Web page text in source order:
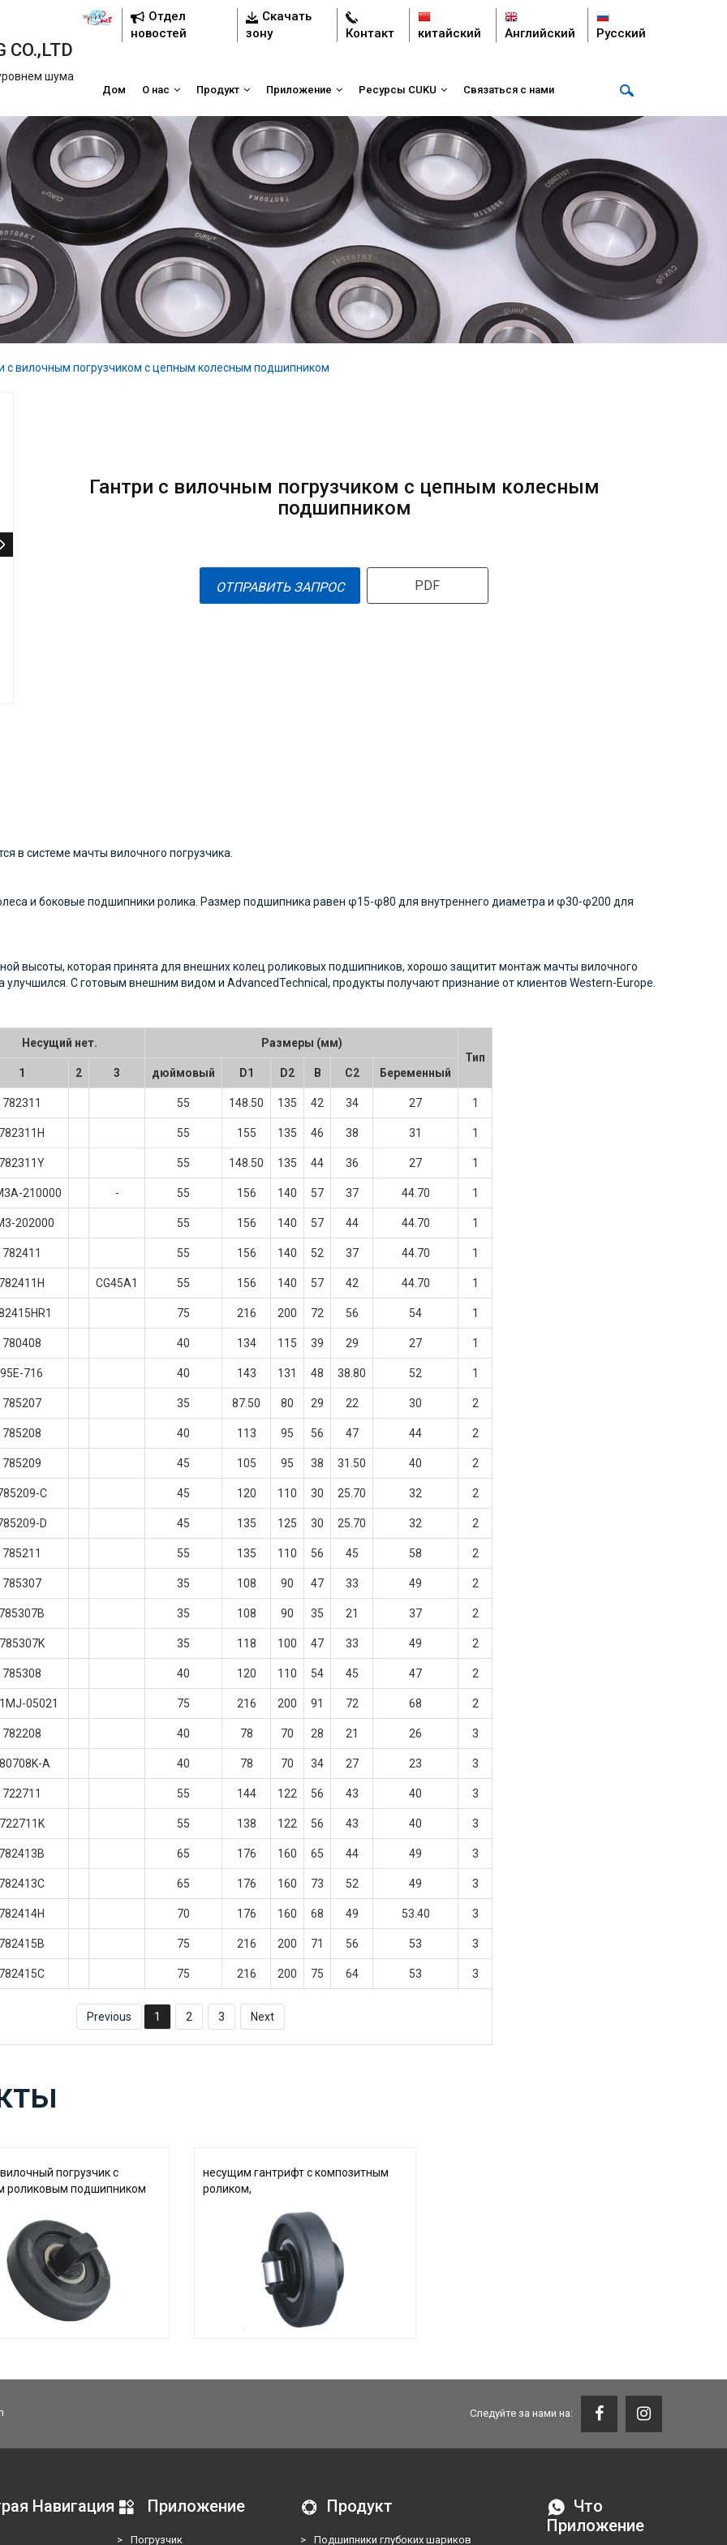
CO.,LTD
шума
Отдел
новостей
Скачать
зону
Контакт китайский Английский Русский
Дом О нас Продукт Приложение Ресурсы CUKU Связаться с нами
с вилочным погрузчиком с цепным колесным подшипником
Гантри с вилочным погрузчиком с цепным колесным
подшипником
ОТПРАВИТЬ ЗАПРОС PDF
в системе мачты вилочного погрузчика.
и боковые подшипники ролика. Размер подшипника равен φ15-φ80 для внутреннего диаметра и φ30-φ200 для
высоты, которая принята для внешних колец роликовых подшипников, хорошо защитит монтаж мачты вилочного
улучшился. С готовым внешним видом и AdvancedTechnical, продукты получают признание от клиентов Western-Europe.
Несущий нет.
Размеры (мм)
Тип
1
2 3 дюймовый D1 D2 В C2 Беременный
782311 55 148.50 135 42 34 27 1
55 155 135 46 38 31 1
55 148.50 135 44 36 27 1
210000 - 55 156 140 57 37 44.70 1
202000 55 156 140 57 44 44.70 1
782411 55 156 140 52 37 44.70 1
CG45A1 55 156 140 57 42 44.70 1
75 216 200 72 56 54 1
780408 40 134 115 39 29 27 1
95E-716 40 143 131 48 38.80 52 1
785207 35 87.50 80 29 22 30 2
785208 40 113 95 56 47 44 2
785209 45 105 95 38 31.50 40 2
C 45 120 110 30 25.70 32 2
D 45 135 125 30 25.70 32 2
785211 55 135 110 56 45 58 2
785307 35 108 90 47 33 49 2
35 108 90 35 21 37 2
35 118 100 47 33 49 2
785308 40 120 110 54 45 47 2
05021 75 216 200 91 72 68 2
782208 40 78 70 28 21 26 3
A 40 78 70 34 27 23 3
722711 55 144 122 56 43 40 3
55 138 122 56 43 40 3
65 176 160 65 44 49 3
65 176 160 73 52 49 3
70 176 160 68 49 53.40 3
75 216 200 71 56 53 3
75 216 200 75 64 53 3
Previous 1 2 3 Next
погрузчик с
роликовым подшипником
несущим гантрифт с композитным
роликом,
Следуйте за нами на:
Навигация Приложение
> Погрузчик
Продукт
> Подшипники глубоких шариков
Что
Приложение